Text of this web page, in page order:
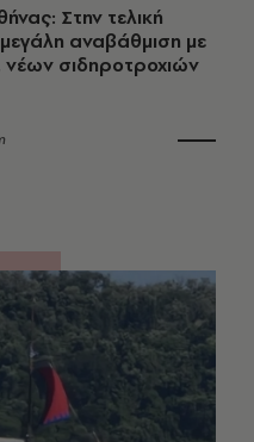
Στην τελική
αναβάθμιση με
νέων σιδηροτροχιών